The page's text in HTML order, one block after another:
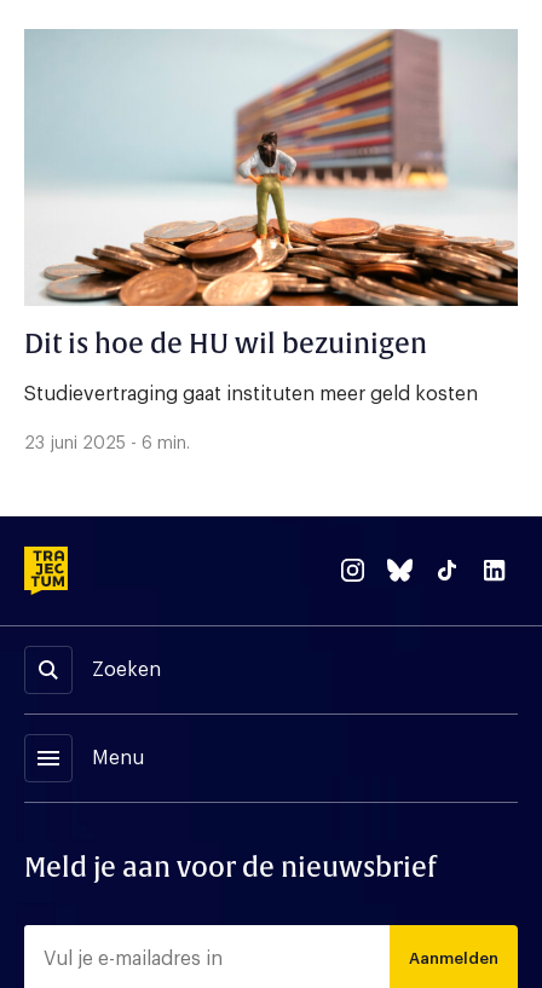
Dit is hoe de HU wil bezuinigen
Studievertraging gaat instituten meer geld kosten
23 juni 2025 - 6 min.
Zoeken
menu Menu
Meld je aan voor de nieuwsbrief
Aanmelden